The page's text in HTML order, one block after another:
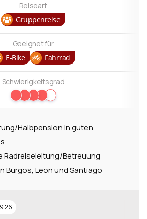
Schwierigkeitsgrad
Reiseart
Gruppenreise
Geeignet für
E-Bike
Fahrrad
Halbpension in guten
Radreiseleitung/Betreuung
Burgos, Leon und Santiago